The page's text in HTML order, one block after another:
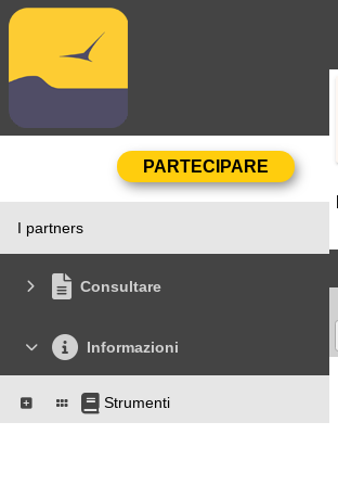
I partners
Consultare
Informazioni
Strumenti